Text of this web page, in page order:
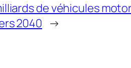
de véhicules
2040 →